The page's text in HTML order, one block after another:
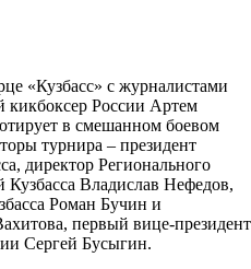
«Кузбасс» с журналистами
кикбоксер России Артем
в смешанном боевом
турнира – президент
директор Регионального
Владислав Нефедов,
Роман Бучин и
первый вице-президент
Сергей Бусыгин.